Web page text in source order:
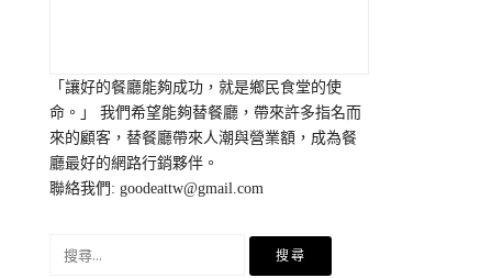
「讓好的餐廳能夠成功，就是鄉民食堂的使
命。」 我們希望能夠替餐廳，帶來許多指名而
來的顧客，替餐廳帶來人潮與營業額，成為餐
廳最好的網路行銷夥伴。
聯絡我們:goodeattw@gmail.com